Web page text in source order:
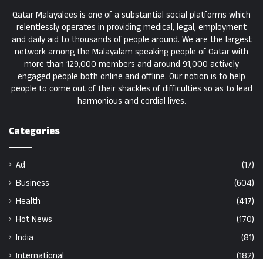
Qatar Malayalees is one of a substantial social platforms which
relentlessly operates in providing medical, legal, employment
and daily aid to thousands of people around. We are the largest
network among the Malayalam speaking people of Qatar with
more than 129,000 members and around 91,000 actively
engaged people both online and offline. Our notion is to help
people to come out of their shackles of difficulties so as to lead
harmonious and cordial lives.
Categories
Ad
(17)
Business
(604)
Health
(417)
Hot News
(170)
India
(81)
International
(182)